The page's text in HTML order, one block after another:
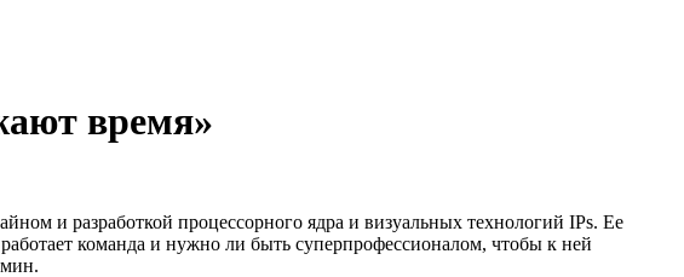
время»
и разработкой процессорного ядра и визуальных технологий IPs. Ее
команда и нужно ли быть суперпрофессионалом, чтобы к ней